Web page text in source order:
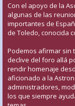
Con el apoyo de la
algunas de las
importantes de
de Toledo, conocida
Podemos afirmar sin
declive del foro allá
rendir homenaje
aficionado a la
administradores,
los que siempre